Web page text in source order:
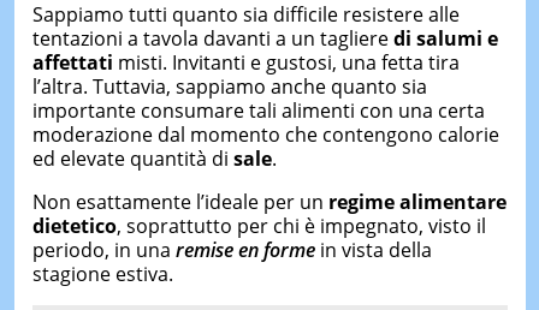
Sappiamo tutti quanto sia difficile resistere alle
tentazioni a tavola davanti a un taglieredi salumi e
affettati misti. Invitanti e gustosi, una fetta tira
l’altra. Tuttavia, sappiamo anche quanto sia
importante consumare tali alimenti con una certa
moderazione dal momento che contengono calorie
ed elevate quantità di sale.
Non esattamente l’ideale per un regime alimentare
dietetico, soprattutto per chi è impegnato, visto il
periodo, in una remise en forme in vista della
stagione estiva.